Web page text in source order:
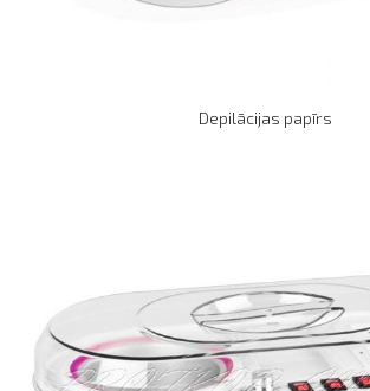
Depilācijas papīrs